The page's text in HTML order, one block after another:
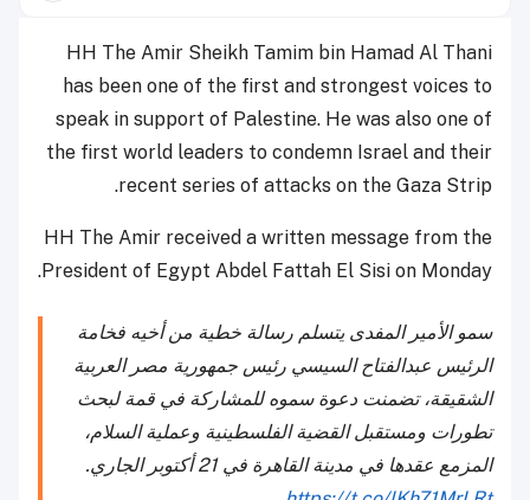
HH The Amir Sheikh Tamim bin Hamad Al Thani
has been one of the first and strongest voices to
speak in support of Palestine. He was also one of
the first world leaders to condemn Israel and their
recent series of attacks on the Gaza Strip.
HH The Amir received a written message from the
President of Egypt Abdel Fattah El Sisi on Monday.
سمو الأمير المفدى يتسلم رسالة خطية من أخيه فخامة
الرئيس عبدالفتاح السيسي رئيس جمهورية مصر العربية
الشقيقة، تضمنت دعوة سموه للمشاركة في قمة لبحث
تطورات ومستقبل القضية الفلسطينية وعملية السلام،
المزمع عقدها في مدينة القاهرة في 21 أكتوبر الجاري.